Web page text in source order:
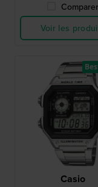
Comparer
Voir les
Casio